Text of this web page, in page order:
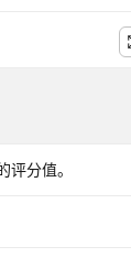
分值。